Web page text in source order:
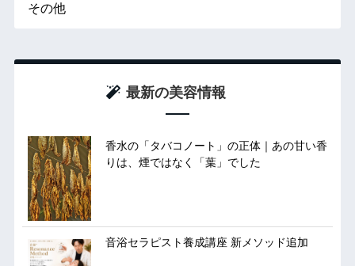
その他
最新の美容情報
香水の「タバコノート」の正体｜あの甘い香
りは、煙ではなく「葉」でした
音浴セラピスト養成講座 新メソッド追加